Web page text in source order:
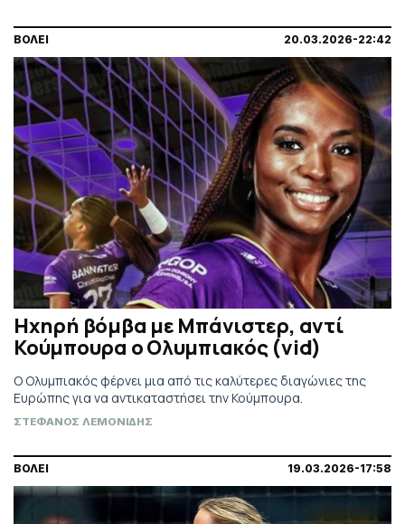
ΒΟΛΕΙ 20.03.2026-22:42
Ηχηρή βόμβα με Μπάνιστερ, αντί
Κούμπουρα ο Ολυμπιακός (vid)
Ο Ολυμπιακός φέρνει μια από τις καλύτερες διαγώνιες της
Ευρώπης για να αντικαταστήσει την Κούμπουρα.
ΣΤΕΦΑΝΟΣ ΛΕΜΟΝΙΔΗΣ
ΒΟΛΕΙ 19.03.2026-17:58